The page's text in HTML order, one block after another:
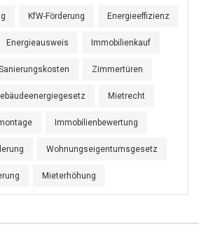
KfW-Förderung Energieeffizienz
Energieausweis Immobilienkauf
Zimmertüren
Mietrecht
Immobilienbewertung
Wohnungseigentumsgesetz
Mieterhöhung